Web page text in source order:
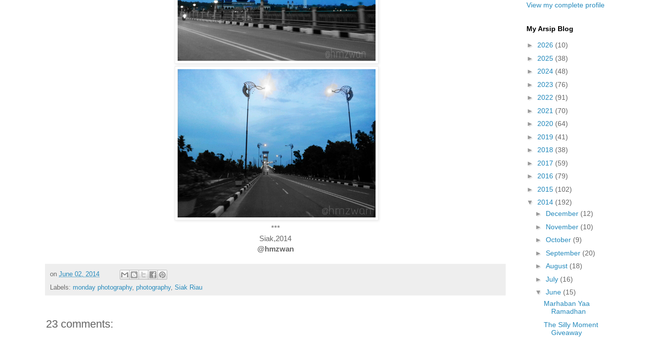
***
Siak,2014
@hmzwan
on June 02, 2014
Labels: monday photography, photography, Siak Riau
23 comments:
View my complete profile
My Arsip Blog
► 2026 (10)
► 2025 (38)
► 2024 (48)
► 2023 (76)
► 2022 (91)
► 2021 (70)
► 2020 (64)
► 2019 (41)
► 2018 (38)
► 2017 (59)
► 2016 (79)
► 2015 (102)
▼ 2014 (192)
► December (12)
► November (10)
► October (9)
► September (20)
► August (18)
► July (16)
▼ June (15)
Marhaban Yaa
Ramadhan
The Silly Moment
Giveaway